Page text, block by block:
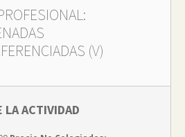
(V)
LA ACTIVIDAD